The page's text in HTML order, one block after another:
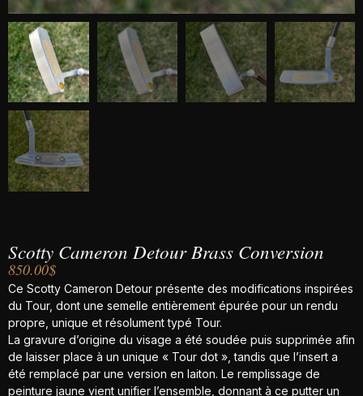
Scotty Cameron Detour Brass Conversion
850.00$
Ce Scotty Cameron Detour présente des modifications inspirées
du Tour, dont une semelle entièrement épurée pour un rendu
propre, unique et résolument typé Tour.
La gravure d’origine du visage a été soudée puis supprimée afin
de laisser place à un unique « Tour dot », tandis que l’insert a
été remplacé par une version en laiton. Le remplissage de
peinture jaune vient unifier l’ensemble, donnant à ce putter un